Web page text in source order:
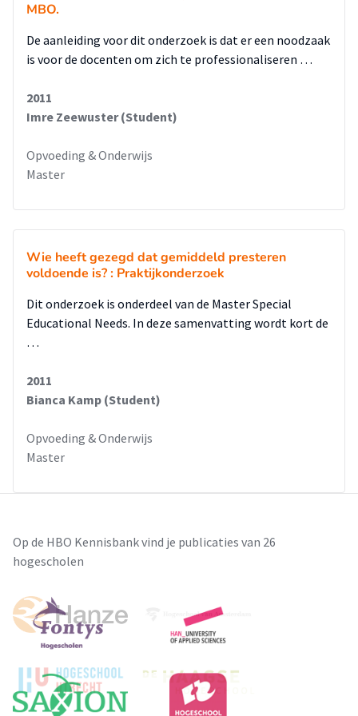
moeten worden over het werken met hoogbegaafde
leerlingen. Op dit moment zijn hierover te weinig goede
afspraken gemaakt, er is te weinig duidelijkheid. De ideale
de leerkrachten, zo blijkt uit onderzoek, het werken met
compacten en verrijken. Met extra werk in de vorm van
leerling aangeven, een vreemde taal als
verrijkingsmateriaal, bijvoorbeeld het Engels. Daarnaast
'Zelfstandig maar niet alleen' is een gemaakte opmerking.
De leerkrachten vinden het belangrijk om ook de
structureel uit te voeren. Om het compacten en vooral het
methode Levelwerk (Kuipers, Eduforce) aan te schaffen. Dit is
een methode bestaande uit boxen met voor elke jaargroep
verrijkingsmateriaal in de vorm van werkboekjes op het
Levelwerk (Kuipers, Eduforce) kan grotendeels zelfstandig
gemaakt worden maar, het is erg belangrijk dat de
voor de hoogbegaafde leerling, want ook deze leerling heeft
gerichte instructie nodig. Daarnaast kan de leerkracht de
verrijkingsmateriaal en kan hij feedback geven op het
Als laatste werkvorm wordt de plusklas aangekaart.
Wanneer er gevraagd wordt naar het ontwikkelen van een
plusklas, wordt hierop positief gereageerd in het onderzoek.
Dit zou dus een goede aanvulling kunnen zijn op het
onderwijs aan hoogbegaafden op 't Broekhoes. Maar de
plusklas is geen oplossing. In de plusklas kunnen de
hoogbegaafden gelijkgestemden ontmoeten, maar deze
vorm van onderwijs wordt maar één keer per week
aangeboden. Het is dus, zoals eerder gezegd, een mooie
aanvulling, maar niet de oplossing voor hoogbegaafden. Het
MBO.
De aanleiding voor dit onderzoek is dat er een noodzaak
is voor de docenten om zich te professionaliseren …
2011
Imre Zeewuster (Student)
Opvoeding & Onderwijs
Master
Wie heeft gezegd dat gemiddeld presteren
voldoende is? : Praktijkonderzoek
Dit onderzoek is onderdeel van de Master Special
Educational Needs. In deze samenvatting wordt kort de
…
2011
Bianca Kamp (Student)
Opvoeding & Onderwijs
Master
Op de HBO Kennisbank vind je publicaties van 26
hogescholen